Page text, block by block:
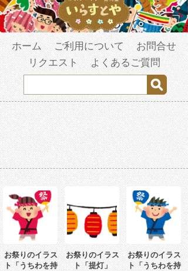
ホーム ご利用について
お問合せ
リクエスト
よくあるご質問
お祭りのイラス
ト「うちわを持
お祭りのイラス
ト「提灯」
お祭りのイラス
ト「うちわを持